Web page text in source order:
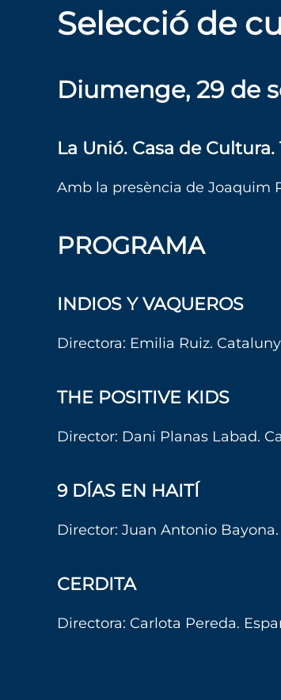
Selecció de
Diumenge, 29 de
La Unió. Casa de
Amb la presència de Joaquim
PROGRAMA
INDIOS Y VAQUEROS
Directora: Emilia Ruiz.
THE POSITIVE KIDS
Director: Dani Planas Labad.
9 DÍAS EN HAITÍ
Director: Juan Antonio
CERDITA
Directora: Carlota Pereda.